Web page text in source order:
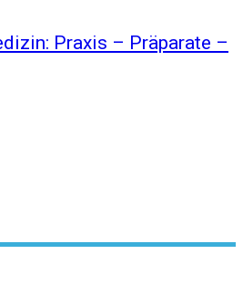
Praxis – Präparate –